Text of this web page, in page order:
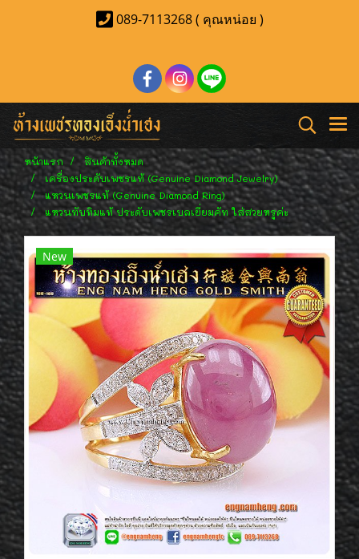
089-7113268 ( คุณหน่อย )
หน้าแรก
สินค้าทั้งหมด
เครื่องประดับเพชรแท้ (Genuine Diamond Jewelry)
แหวนเพชรแท้ (Genuine Diamond Ring)
แหวนทับทิมแท้ ประดับเพชรเบลเยี่ยมคัท ใส่สวยหรูค่ะ
New